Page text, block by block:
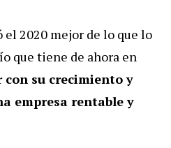
el 2020 mejor de lo que lo
que tiene de ahora en
su crecimiento y
empresa rentable y